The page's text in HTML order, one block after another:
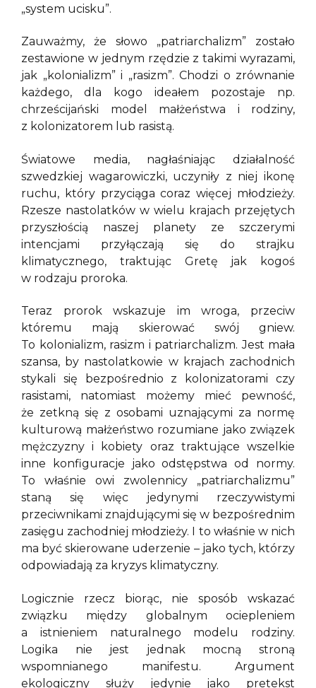
„system ucisku”.
Zauważmy, że słowo „patriarchalizm” zostało
zestawione w jednym rzędzie z takimi wyrazami,
jak „kolonializm” i „rasizm”. Chodzi o zrównanie
każdego, dla kogo ideałem pozostaje np.
chrześcijański model małżeństwa i rodziny,
z kolonizatorem lub rasistą.
Światowe media, nagłaśniając działalność
szwedzkiej wagarowiczki, uczyniły z niej ikonę
ruchu, który przyciąga coraz więcej młodzieży.
Rzesze nastolatków w wielu krajach przejętych
przyszłością naszej planety ze szczerymi
intencjami przyłączają się do strajku
klimatycznego, traktując Gretę jak kogoś
w rodzaju proroka.
Teraz prorok wskazuje im wroga, przeciw
któremu mają skierować swój gniew.
To kolonializm, rasizm i patriarchalizm. Jest mała
szansa, by nastolatkowie w krajach zachodnich
stykali się bezpośrednio z kolonizatorami czy
rasistami, natomiast możemy mieć pewność,
że zetkną się z osobami uznającymi za normę
kulturową małżeństwo rozumiane jako związek
mężczyzny i kobiety oraz traktujące wszelkie
inne konfiguracje jako odstępstwa od normy.
To właśnie owi zwolennicy „patriarchalizmu”
staną się więc jedynymi rzeczywistymi
przeciwnikami znajdującymi się w bezpośrednim
zasięgu zachodniej młodzieży. I to właśnie w nich
ma być skierowane uderzenie – jako tych, którzy
odpowiadają za kryzys klimatyczny.
Logicznie rzecz biorąc, nie sposób wskazać
związku między globalnym ociepleniem
a istnieniem naturalnego modelu rodziny.
Logika nie jest jednak mocną stroną
wspomnianego manifestu. Argument
ekologiczny służy jedynie jako pretekst